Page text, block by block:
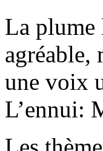
La plume
agréable,
une voix
L’ennui: